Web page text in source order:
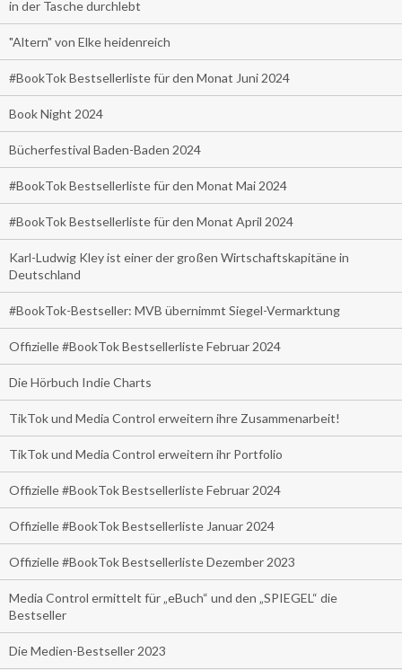
in der Tasche durchlebt
"Altern" von Elke heidenreich
#BookTok Bestsellerliste für den Monat Juni 2024
Book Night 2024
Bücherfestival Baden-Baden 2024
#BookTok Bestsellerliste für den Monat Mai 2024
#BookTok Bestsellerliste für den Monat April 2024
Karl-Ludwig Kley ist einer der großen Wirtschaftskapitäne in
Deutschland
#BookTok-Bestseller: MVB übernimmt Siegel-Vermarktung
Offizielle #BookTok Bestsellerliste Februar 2024
Die Hörbuch Indie Charts
TikTok und Media Control erweitern ihre Zusammenarbeit!
TikTok und Media Control erweitern ihr Portfolio
Offizielle #BookTok Bestsellerliste Februar 2024
Offizielle #BookTok Bestsellerliste Januar 2024
Offizielle #BookTok Bestsellerliste Dezember 2023
Media Control ermittelt für „eBuch“ und den „SPIEGEL“ die
Bestseller
Die Medien-Bestseller 2023